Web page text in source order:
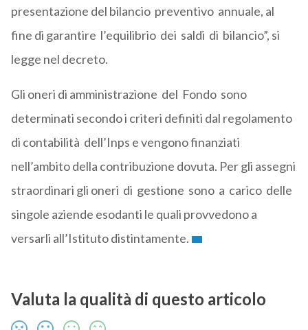
presentazione del bilancio preventivo annuale, al
fine di garantire l’equilibrio dei saldi di bilancio”, si
legge nel decreto.
Gli oneri di amministrazione del Fondo sono
determinati secondo i criteri definiti dal regolamento
di contabilità dell’Inps e vengono finanziati
nell’ambito della contribuzione dovuta. Per gli assegni
straordinari gli oneri di gestione sono a carico delle
singole aziende esodanti le quali provvedono a
versarli all’Istituto distintamente.
Valuta la qualità di questo articolo